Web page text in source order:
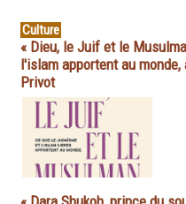
Culture
« Dieu, le Juif et le
l'islam apportent au
Privot